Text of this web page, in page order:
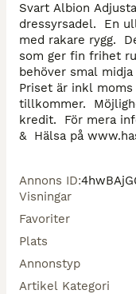
Svart Albion
dressyrsadel.  En
med rakare rygg.
som ger fin frihet
behöver smal
Priset är inkl
tillkommer.
kredit.  För mera
Annons ID:
Visningar
Favoriter
Plats
Annonstyp
Artikel Kategori